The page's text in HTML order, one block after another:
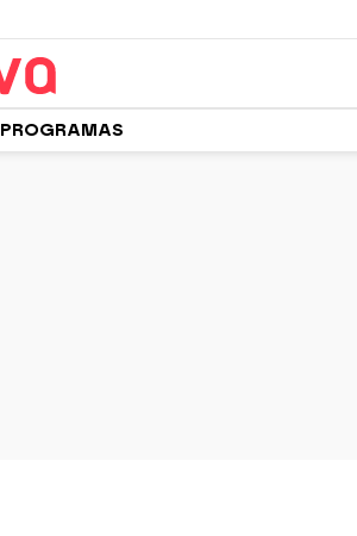
PROGRAMAS